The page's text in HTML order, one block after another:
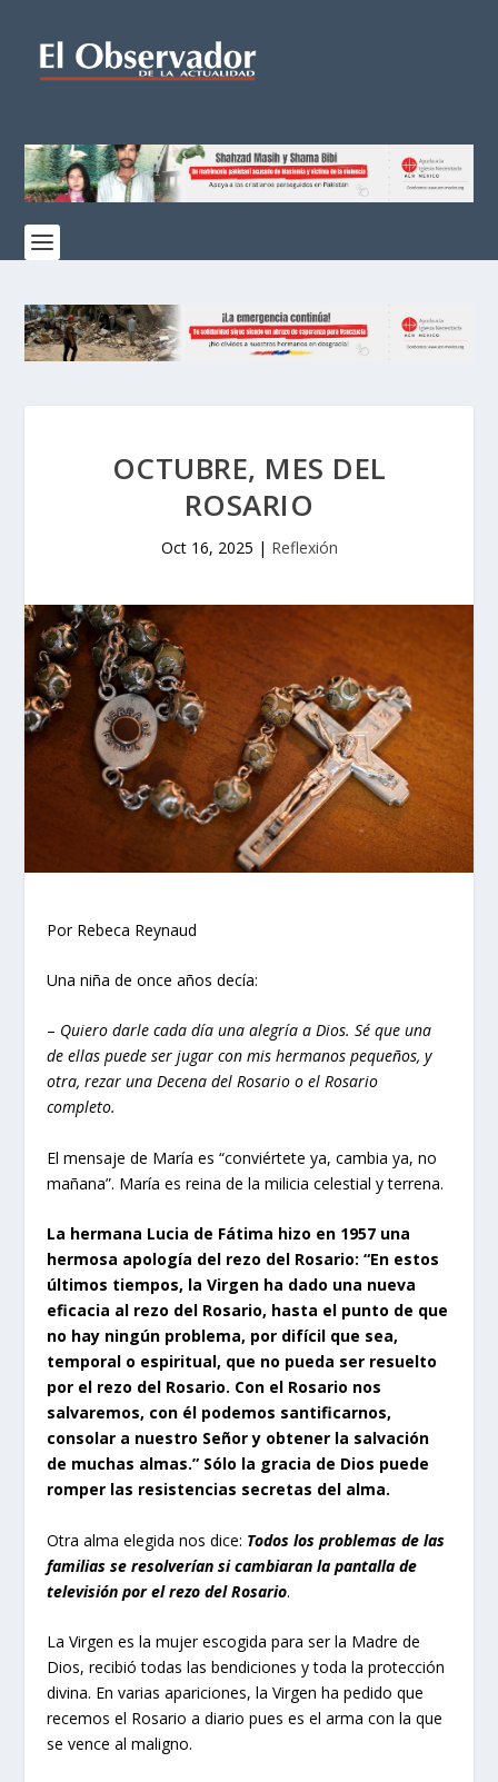
OCTUBRE, MES DEL
ROSARIO
Oct 16, 2025 | Reflexión
Por Rebeca Reynaud
Una niña de once años decía:
– Quiero darle cada día una alegría a Dios. Sé que una
de ellas puede ser jugar con mis hermanos pequeños, y
otra, rezar una Decena del Rosario o el Rosario
completo.
El mensaje de María es “conviértete ya, cambia ya, no
mañana”. María es reina de la milicia celestial y terrena.
La hermana Lucia de Fátima hizo en 1957 una
hermosa apología del rezo del Rosario: “En estos
últimos tiempos, la Virgen ha dado una nueva
eficacia al rezo del Rosario, hasta el punto de que
no hay ningún problema, por difícil que sea,
temporal o espiritual, que no pueda ser resuelto
por el rezo del Rosario. Con el Rosario nos
salvaremos, con él podemos santificarnos,
consolar a nuestro Señor y obtener la salvación
de muchas almas.” Sólo la gracia de Dios puede
romper las resistencias secretas del alma.
Otra alma elegida nos dice: Todos los problemas de las
familias se resolverían si cambiaran la pantalla de
televisión por el rezo del Rosario.
La Virgen es la mujer escogida para ser la Madre de
Dios, recibió todas las bendiciones y toda la protección
divina. En varias apariciones, la Virgen ha pedido que
recemos el Rosario a diario pues es el arma con la que
se vence al maligno.